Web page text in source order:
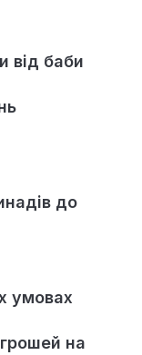
від баби
до
умовах
на